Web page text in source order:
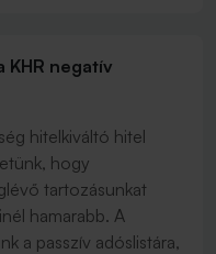
KHR negatív
hitelkiváltó hitel
hogy
tartozásunkat
hamarabb. A
a passzív adóslistára,